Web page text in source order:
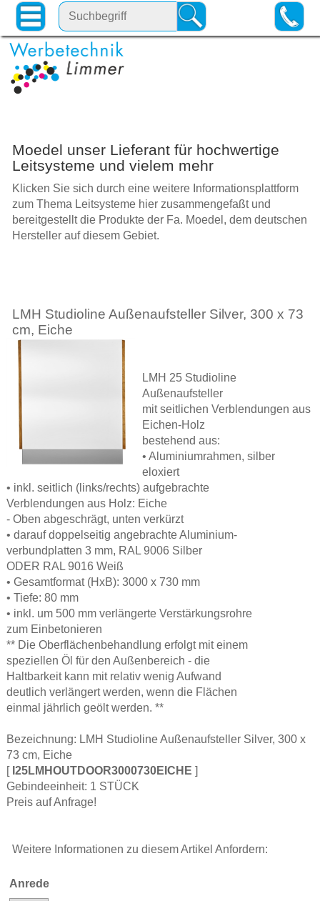
Moedel unser Lieferant für hochwertige
Leitsysteme und vielem mehr
Klicken Sie sich durch eine weitere Informationsplattform
zum Thema Leitsysteme hier zusammengefaßt und
bereitgestellt die Produkte der Fa. Moedel, dem deutschen
Hersteller auf diesem Gebiet.
LMH Studioline Außenaufsteller Silver, 300 x 73
cm, Eiche
LMH 25 Studioline
Außenaufsteller
mit seitlichen Verblendungen aus
Eichen-Holz
bestehend aus:
• Aluminiumrahmen, silber
eloxiert
• inkl. seitlich (links/rechts) aufgebrachte
Verblendungen aus Holz: Eiche
- Oben abgeschrägt, unten verkürzt
• darauf doppelseitig angebrachte Aluminium-
verbundplatten 3 mm, RAL 9006 Silber
ODER RAL 9016 Weiß
• Gesamtformat (HxB): 3000 x 730 mm
• Tiefe: 80 mm
• inkl. um 500 mm verlängerte Verstärkungsrohre
zum Einbetonieren
** Die Oberflächenbehandlung erfolgt mit einem
speziellen Öl für den Außenbereich - die
Haltbarkeit kann mit relativ wenig Aufwand
deutlich verlängert werden, wenn die Flächen
einmal jährlich geölt werden. **
Bezeichnung: LMH Studioline Außenaufsteller Silver, 300 x
73 cm, Eiche
[ I25LMHOUTDOOR3000730EICHE ]
Gebindeeinheit: 1 STÜCK
Preis auf Anfrage!
Weitere Informationen zu diesem Artikel Anfordern:
Anrede